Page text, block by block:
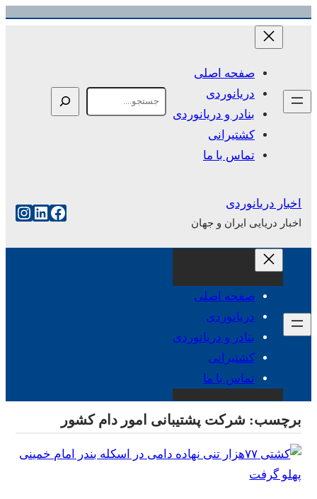
رفتن
صفحه اصلی
دریانوردی
بنادر و دریانوردی
کشتیرانی
تماس با ما
اخبار دریانوردی
اخبار دریایی ایران و جهان
فیس‌بوک
صفحه اصلی
دریانوردی
بنادر و دریانوردی
کشتیرانی
تماس با ما
برچسب: شرکت پشتیبانی امور دام کشور